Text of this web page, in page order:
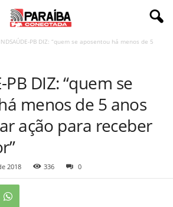
PB DIZ: “quem se aposentou há menos de 5
PB DIZ: “quem se
menos de 5 anos
ação para receber
2018 336 0